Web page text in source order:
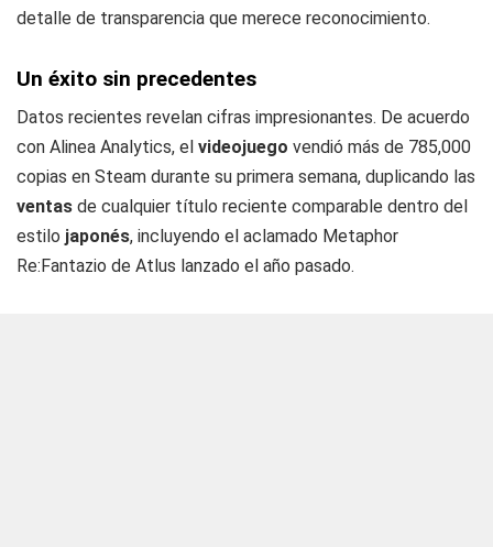
detalle de transparencia que merece reconocimiento.
Un éxito sin precedentes
Datos recientes revelan cifras impresionantes. De acuerdo
con Alinea Analytics, el videojuego vendió más de 785,000
copias en Steam durante su primera semana, duplicando las
ventas de cualquier título reciente comparable dentro del
estilo japonés, incluyendo el aclamado Metaphor
Re:Fantazio de Atlus lanzado el año pasado.